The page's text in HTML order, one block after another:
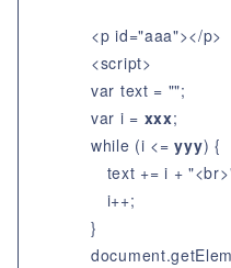
<p id="aaa"></p>
<script>
var text = "";
var i = xxx;
while (i <=yyy) {
text += i +
i++;
}